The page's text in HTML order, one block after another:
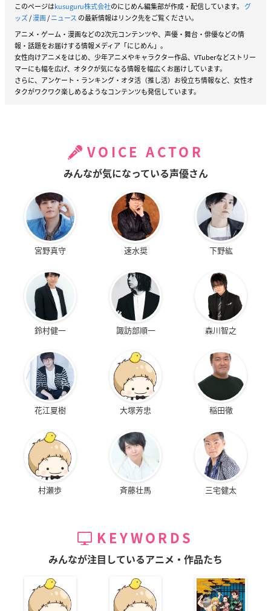
このページはkusuguru株式会社のにじめん編集部が作成・配信しています。 グ
ッズ/漫画/ニュース の最新情報はリンク先をご覧ください。
アニメ・ゲーム・漫画などの2次元コンテンツや、声優・舞台・俳優などの情
報・話題をお届けする情報メディア「にじめん」。
女性向けアニメをはじめ、少年アニメやキャラクター作品、VTuberなどストリー
マーにも幅を広げ、オタクが気になる情報を幅広くお届けしています。
さらに、アンケート・ランキング・オタ活（推し活）お役立ち情報など、女性オ
タクがワクワク楽しめるようなコンテンツも発信しています。
VOICE ACTOR
みんなが気になっている声優さん
宮野真守 速水奨 下野紘
鈴村健一 諏訪部順一 森川智之
花江夏樹 大塚芳忠 稲田徹
村瀬歩 斉藤壮馬 三宅健太
KEYWORDS
みんなが注目しているアニメ・作品たち